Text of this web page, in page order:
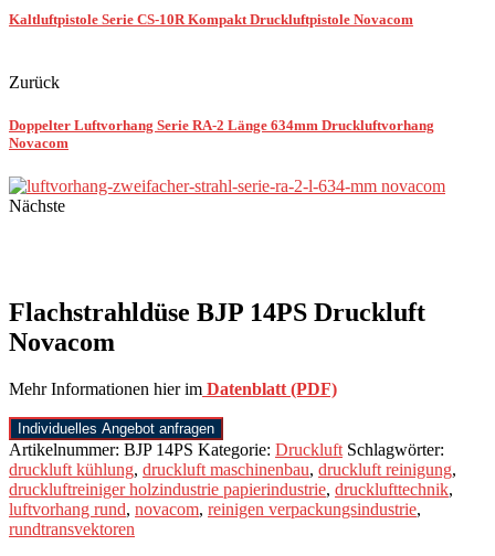
Kaltluftpistole Serie CS-10R Kompakt Druckluftpistole Novacom
Zurück
Doppelter Luftvorhang Serie RA-2 Länge 634mm Druckluftvorhang
Novacom
Nächste
Flachstrahldüse BJP 14PS Druckluft
Novacom
Mehr Informationen hier im Datenblatt (PDF)
Individuelles Angebot anfragen
Artikelnummer: BJP 14PS Kategorie: Druckluft Schlagwörter:
druckluft kühlung, druckluft maschinenbau, druckluft reinigung,
druckluftreiniger holzindustrie papierindustrie, drucklufttechnik,
luftvorhang rund, novacom, reinigen verpackungsindustrie,
rundtransvektoren